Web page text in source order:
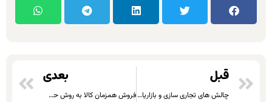
قبل
چالش های تجاری سازی و بازاریابی فناوری های نوین
بعدی
فروش همزمان کالا به روش حضوری و اینترنتی